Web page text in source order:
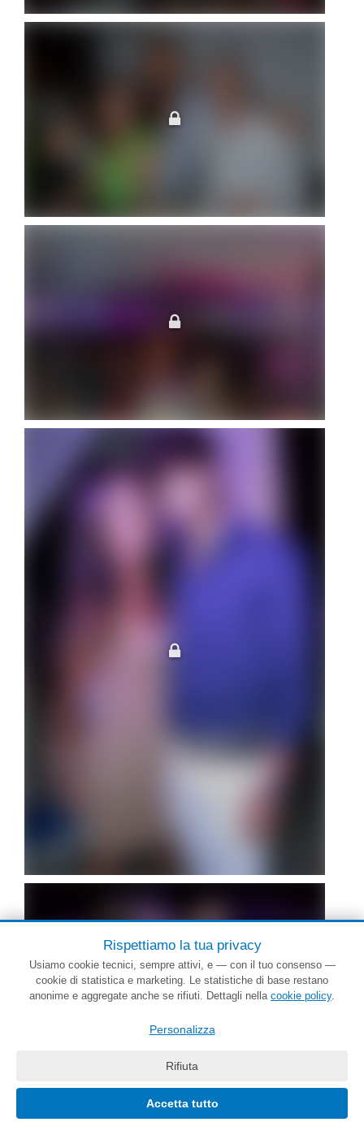
Accedi
Rispettiamo la tua privacy
Usiamo cookie tecnici, sempre attivi, e — con il tuo consenso —
cookie di statistica e marketing. Le statistiche di base restano
anonime e aggregate anche se rifiuti. Dettagli nella cookie policy.
Personalizza
Rifiuta
Accetta tutto